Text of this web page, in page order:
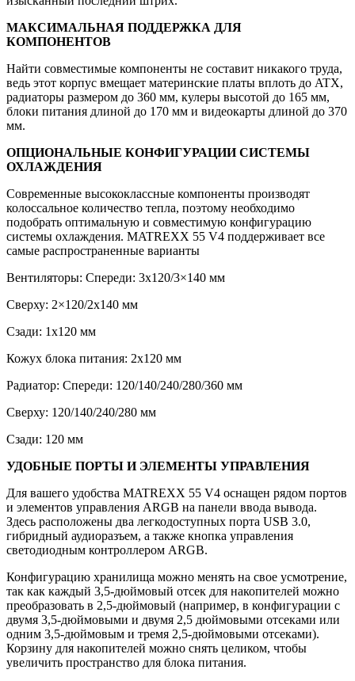
МАКСИМАЛЬНАЯ ПОДДЕРЖКА ДЛЯ
КОМПОНЕНТОВ
Найти совместимые компоненты не составит никакого труда,
ведь этот корпус вмещает материнские платы вплоть до ATX,
радиаторы размером до 360 мм, кулеры высотой до 165 мм,
блоки питания длиной до 170 мм и видеокарты длиной до 370
мм.
ОПЦИОНАЛЬНЫЕ КОНФИГУРАЦИИ СИСТЕМЫ
ОХЛАЖДЕНИЯ
Современные высококлассные компоненты производят
колоссальное количество тепла, поэтому необходимо
подобрать оптимальную и совместимую конфигурацию
системы охлаждения. MATREXX 55 V4 поддерживает все
самые распространенные варианты
Вентиляторы: Спереди: 3x120/3×140 мм
Сверху: 2×120/2x140 мм
Сзади: 1x120 мм
Кожух блока питания: 2x120 мм
Радиатор: Спереди: 120/140/240/280/360 мм
Сверху: 120/140/240/280 мм
Сзади: 120 мм
УДОБНЫЕ ПОРТЫ И ЭЛЕМЕНТЫ УПРАВЛЕНИЯ
Для вашего удобства MATREXX 55 V4 оснащен рядом портов
и элементов управления ARGB на панели ввода вывода.
Здесь расположены два легкодоступных порта USB 3.0,
гибридный аудиоразъем, а также кнопка управления
светодиодным контроллером ARGB.
Конфигурацию хранилища можно менять на свое усмотрение,
так как каждый 3,5-дюймовый отсек для накопителей можно
преобразовать в 2,5-дюймовый (например, в конфигурации с
двумя 3,5-дюймовыми и двумя 2,5 дюймовыми отсеками или
одним 3,5-дюймовым и тремя 2,5-дюймовыми отсеками).
Корзину для накопителей можно снять целиком, чтобы
увеличить пространство для блока питания.